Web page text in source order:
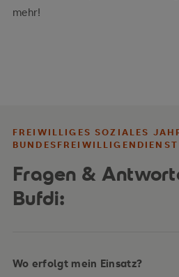
mehr!
Um dieses Video anschauen zu können
Datenschutzbestimmungen zustimmen.
FREIWILLIGES SOZIALES
BUNDESFREIWILLIGENDIENST
Fragen &
Bufdi:
Wo erfolgt mein Einsatz?